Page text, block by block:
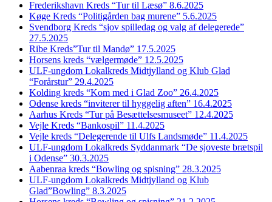
Frederikshavn Kreds “Tur til Læsø” 8.6.2025
Køge Kreds “Politigården bag murene” 5.6.2025
Svendborg Kreds “sjov spilledag og valg af delegerede”
27.5.2025
Ribe Kreds”Tur til Mandø” 17.5.2025
Horsens kreds “vælgermøde” 12.5.2025
ULF-ungdom Lokalkreds Midtjylland og Klub Glad
“Forårstur” 29.4.2025
Kolding kreds “Kom med i Glad Zoo” 26.4.2025
Odense kreds “inviterer til hyggelig aften” 16.4.2025
Aarhus Kreds “Tur på Besættelsesmuseet” 12.4.2025
Vejle Kreds “Bankospil” 11.4.2025
Vejle kreds “Delegerende til Ulfs Landsmøde” 11.4.2025
ULF-ungdom Lokalkreds Syddanmark “De sjoveste brætspil
i Odense” 30.3.2025
Aabenraa kreds “Bowling og spisning” 28.3.2025
ULF-ungdom Lokalkreds Midtjylland og Klub
Glad”Bowling” 8.3.2025